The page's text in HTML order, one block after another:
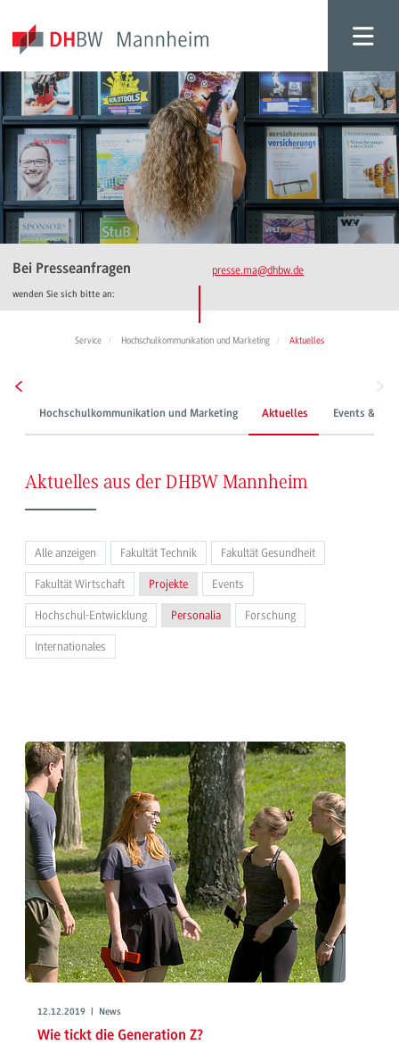
Bei Presseanfragen
wenden Sie sich bitte an:
presse.ma@dhbw.de
Service Hochschulkommunikation und Marketing Aktuelles
Hochschulkommunikation und Marketing Aktuelles Events &
Aktuelles aus der DHBW Mannheim
Alle anzeigen Fakultät Technik Fakultät Gesundheit
Fakultät Wirtschaft Projekte Events
Hochschul-Entwicklung Personalia Forschung
Internationales
12.12.2019 | News
Wie tickt die Generation Z?